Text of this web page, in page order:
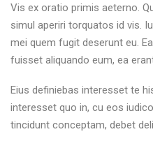
Vis ex oratio primis aeterno.
simul aperiri torquatos id vis.
mei quem fugit deserunt eu.
fuisset aliquando eum, ea
Eius definiebas interesset te
interesset quo in, cu eos
tincidunt conceptam, debet